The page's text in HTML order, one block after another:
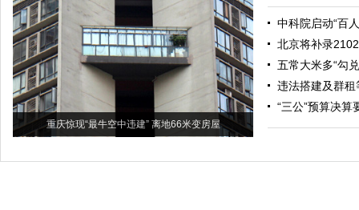
重庆惊现“最牛空中违建” 离地66米变房屋
中科院启动“百
北京将补录
五常大米多“勾
违法搭建及群
“三公”预算决算